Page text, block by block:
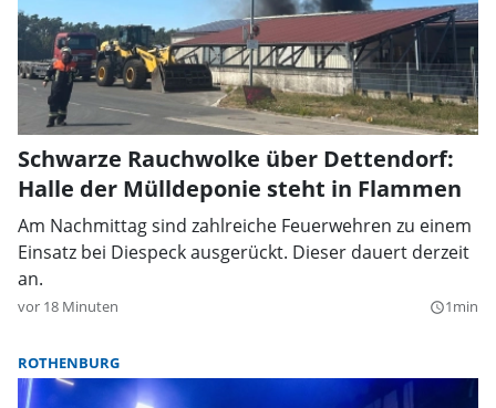
Schwarze Rauchwolke über Dettendorf:
Halle der Mülldeponie steht in Flammen
Am Nachmittag sind zahlreiche Feuerwehren zu einem
Einsatz bei Diespeck ausgerückt. Dieser dauert derzeit
an.
vor 18 Minuten query_builder1min
ROTHENBURG